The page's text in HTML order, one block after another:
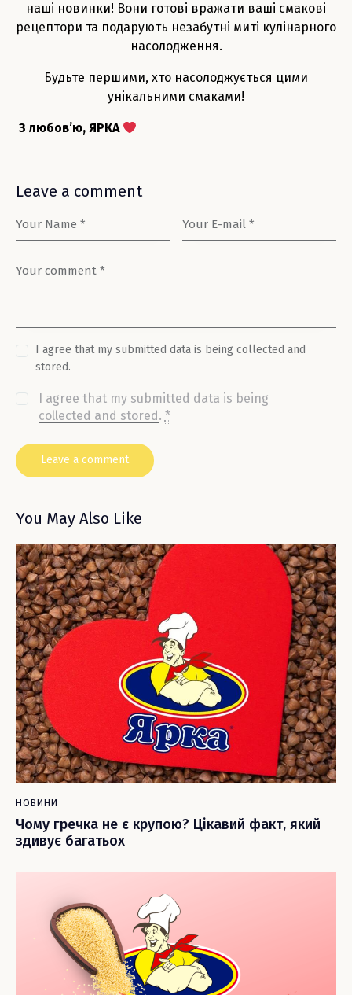
наші новинки! Вони готові вражати ваші смакові
рецептори та подарують незабутні миті кулінарного
насолодження.
Будьте першими, хто насолоджується цими
унікальними смаками!
З любов’ю, ЯРКА
Leave a comment
I agree that my submitted data is being collected and
stored.
I agree that my submitted data is being
collected and stored. *
You May Also Like
НОВИНИ
Чому гречка не є крупою? Цікавий факт, який
здивує багатьох